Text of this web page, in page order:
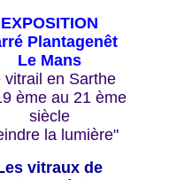
EXPOSITION
Plantagenêt
Le Mans
vitrail en Sarthe
ème au 21 ème
siècle
la lumière"
vitraux de